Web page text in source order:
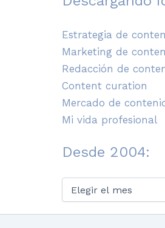
Estrategia de
Marketing de
Redacción de
Content curation
Mercado de
Mi vida profesional
Desde 2004:
2004: